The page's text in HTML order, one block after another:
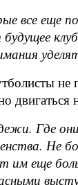
все еще
Где
им еще